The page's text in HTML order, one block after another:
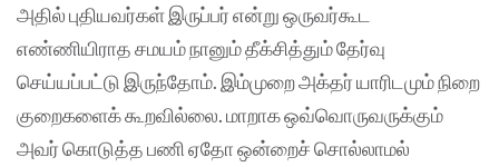
அதில் புதியவர்கள் இருப்பர் என்று ஒருவர்கூட
எண்ணியிராத சமயம் நானும் தீக்சித்தும் தேர்வு
செய்யப்பட்டு இருந்தோம். இம்முறை அக்தர் யாரிடமும் நிறை
குறைகளைக் கூறவில்லை. மாறாக ஒவ்வொருவருக்கும்
அவர் கொடுத்த பணி ஏதோ ஒன்றைச் சொல்லாமல்